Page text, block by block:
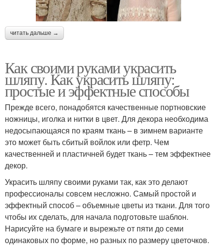
читать дальше →
Как своими руками украсить
шляпу. Как украсить шляпу:
простые и эффектные способы
Прежде всего, понадобятся качественные портновские
ножницы, иголка и нитки в цвет. Для декора необходима
недосыпающаяся по краям ткань – в зимнем варианте
это может быть сбитый войлок или фетр. Чем
качественней и пластичней будет ткань – тем эффектнее
декор.
Украсить шляпу своими руками так, как это делают
профессионалы совсем несложно. Самый простой и
эффектный способ – объемные цветы из ткани. Для того
чтобы их сделать, для начала подготовьте шаблон.
Нарисуйте на бумаге и вырежьте от пяти до семи
одинаковых по форме, но разных по размеру цветочков.